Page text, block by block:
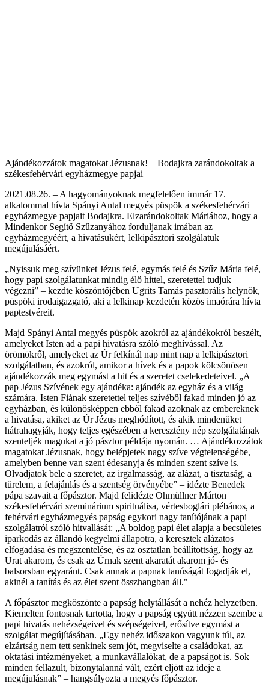
Ajándékozzátok magatokat Jézusnak! – Bodajkra zarándokoltak a
székesfehérvári egyházmegye papjai
2021.08.26. – A hagyományoknak megfelelően immár 17.
alkalommal hívta Spányi Antal megyés püspök a székesfehérvári
egyházmegye papjait Bodajkra. Elzarándokoltak Máriához, hogy a
Mindenkor Segítő Szűzanyához forduljanak imában az
egyházmegyéért, a hivatásukért, lelkipásztori szolgálatuk
megújulásáért.
„Nyissuk meg szívünket Jézus felé, egymás felé és Szűz Mária felé,
hogy papi szolgálatunkat mindig élő hittel, szeretettel tudjuk
végezni” – kezdte köszöntőjében Ugrits Tamás pasztorális helynök,
püspöki irodaigazgató, aki a lelkinap kezdetén közös imaórára hívta
paptestvéreit.
Majd Spányi Antal megyés püspök azokról az ajándékokról beszélt,
amelyeket Isten ad a papi hivatásra szóló meghívással. Az
örömökről, amelyeket az Úr felkínál nap mint nap a lelkipásztori
szolgálatban, és azokról, amikor a hívek és a papok kölcsönösen
ajándékozzák meg egymást a hit és a szeretet cselekedeteivel. „A
pap Jézus Szívének egy ajándéka: ajándék az egyház és a világ
számára. Isten Fiának szeretettel teljes szívéből fakad minden jó az
egyházban, és különösképpen ebből fakad azoknak az embereknek
a hivatása, akiket az Úr Jézus meghódított, és akik mindenüket
hátrahagyják, hogy teljes egészében a keresztény nép szolgálatának
szenteljék magukat a jó pásztor példája nyomán. … Ajándékozzátok
magatokat Jézusnak, hogy belépjetek nagy szíve végtelenségébe,
amelyben benne van szent édesanyja és minden szent szíve is.
Olvadjatok bele a szeretet, az irgalmasság, az alázat, a tisztaság, a
türelem, a felajánlás és a szentség örvényébe” – idézte Benedek
pápa szavait a főpásztor. Majd felidézte Ohmüllner Márton
székesfehérvári szeminárium spirituálisa, vértesboglári plébános, a
fehérvári egyházmegyés papság egykori nagy tanítójának a papi
szolgálatról szóló hitvallását: „A boldog papi élet alapja a becsületes
iparkodás az állandó kegyelmi állapotra, a keresztek alázatos
elfogadása és megszentelése, és az osztatlan beállítottság, hogy az
Urat akarom, és csak az Úrnak szent akaratát akarom jó- és
balsorsban egyaránt. Csak annak a papnak tanúságát fogadják el,
akinél a tanítás és az élet szent összhangban áll."
A főpásztor megköszönte a papság helytállását a nehéz helyzetben.
Kiemelten fontosnak tartotta, hogy a papság együtt nézzen szembe a
papi hivatás nehézségeivel és szépségeivel, erősítve egymást a
szolgálat megújításában. „Egy nehéz időszakon vagyunk túl, az
elzártság nem tett senkinek sem jót, megviselte a családokat, az
oktatási intézményeket, a munkavállalókat, de a papságot is. Sok
minden fellazult, bizonytalanná vált, ezért eljött az ideje a
megújulásnak” – hangsúlyozta a megyés főpásztor.